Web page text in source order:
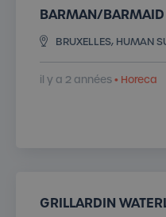
BARMAN/BARMAID
BRUXELLES, HUMAN
il y a 2 années• Horeca
GRILLARDIN